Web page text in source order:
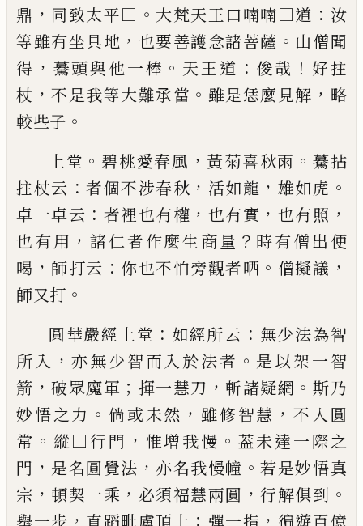
鼎 ， 同致太平□ 。 大梵天王 口喃喃□道 ： 汝
等雖有坐具地 ， 也要善護念諸菩薩 。 山僧聞
得 ， 驀頭與他一棒 。 天王道 ： 俊哉 ！ 好拄
杖 ，不是我等大難承當 。 雖是恁麼見解 ， 略
較些子 。
上堂 。 碧桃愛春風 ， 黃菊喜秋雨 。 驀拈
拄杖云 ：者個不涉春秋 ， 活如龍 ， 雄如虎 。
卓一卓云 ： 者裡也有權 ， 也有實 ， 也有照 ，
也有用 ，諸仁者作麼生商量 ？ 時有僧出便
喝 ， 師打云 ： 你也不怕旁觀者哂 。 僧擬議 ，
師又打 。
圓華嚴經上堂 ： 如經所云 ： 無少法為智
所入 ，亦無少智而入於法者 。 是以架一智
箭 ，破眾魔軍 ； 揮一慧刀 ，斬諸疑網 。斯乃
妙悟之力 。 倘或未然 ， 雖修智慧 ， 不入 圓
常 。 縱□行門 ， 惟增我慢 。 葢未達一際之
門 ， 是名圓覺法 ，亦名我慢幢 。若是妙悟真
宗 ， 頓契一乘 ， 必須福慧兩圓 ，行解俱到 。
舉一步 ， 直蹈毗盧頂上 ； 彈一指 ， 徧遊百億